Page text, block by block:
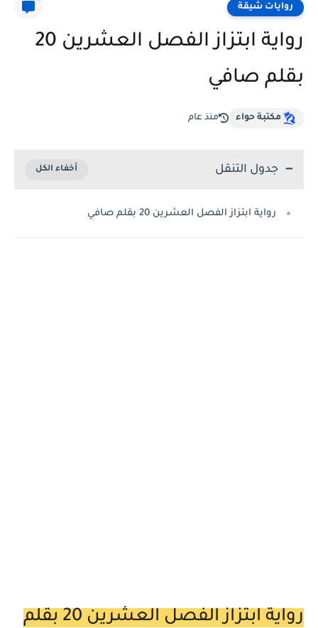
روايات شيقة
رواية ابتزاز الفصل العشرين 20
بقلم صافي
مكتبة حواء منذ عام
جدول التنقل
رواية ابتزاز الفصل العشرين 20 بقلم صافي
رواية ابتزاز الفصل العشرين 20 بقلم